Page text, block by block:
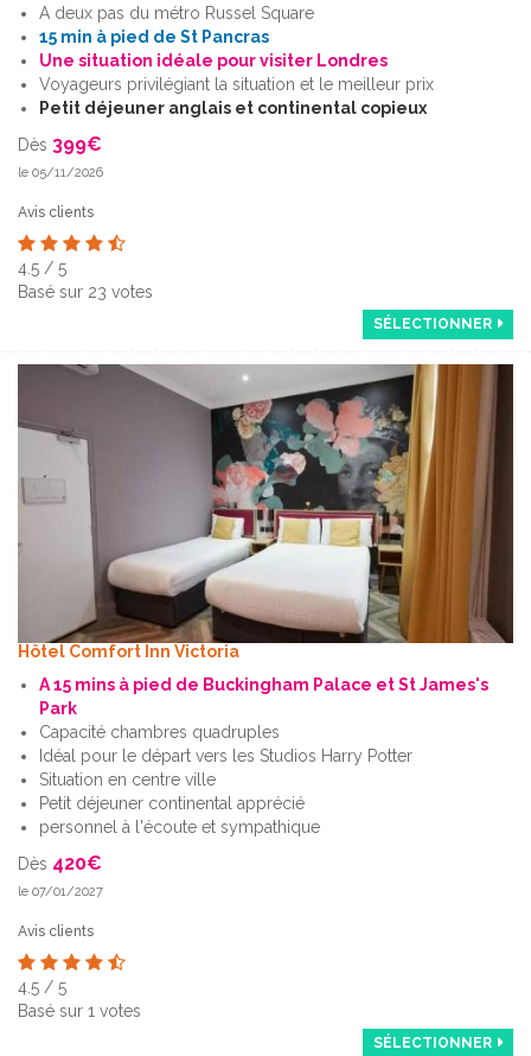
A deux pas du métro Russel Square
15 min à pied de St Pancras
Une situation idéale pour visiter Londres
Voyageurs privilégiant la situation et le meilleur prix
Petit déjeuner anglais et continental copieux
Dès 399€
le 05/11/2026
Avis clients
4.5 / 5
Basé sur 23 votes
SÉLECTIONNER
Hôtel Comfort Inn Victoria
A 15 mins à pied de Buckingham Palace et St James's
Park
Capacité chambres quadruples
Idéal pour le départ vers les Studios Harry Potter
Situation en centre ville
Petit déjeuner continental apprécié
personnel à l'écoute et sympathique
Dès 420€
le 07/01/2027
Avis clients
4.5 / 5
Basé sur 1 votes
SÉLECTIONNER